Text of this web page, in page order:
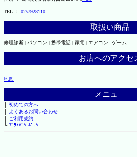
TEL ： 0257928110
取扱い商品
修理診断 | パソコン | 携帯電話 | 家電 | エアコン | ゲーム
お店へのアクセ
地図
メニュー
├初めての方へ
├ よくあるお問い合わせ
├ご利用規約
└ﾌﾟﾗｲﾊﾞｼｰﾎﾟﾘｼｰ